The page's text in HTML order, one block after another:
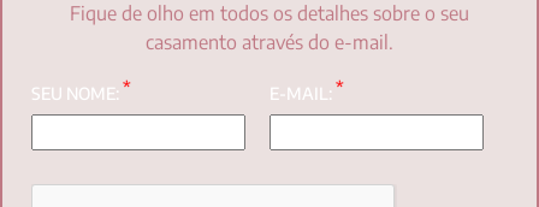
Fique de olho em todos os detalhes sobre o seu
casamento através do e-mail.
SEU NOME: * E-MAIL: *